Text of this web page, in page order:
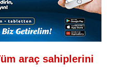
araç sahiplerini